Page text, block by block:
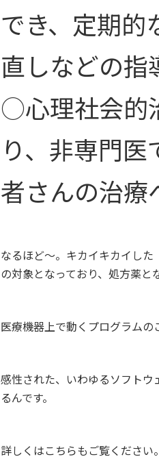
でき、定期的
直しなどの指
○心理社会的
り、非専門
者さんの治療
なるほど～。キカイキカイし
の対象となっており、処方薬と
医療機器上で動くプログラムの
感性された、いわゆるソフトウ
るんです。
詳しくはこちらもご覧ください。